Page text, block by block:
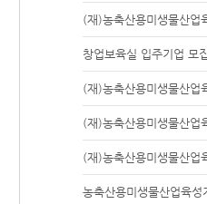
(재)농축산용미생물산
창업보육실 입주기업 모
(재)농축산용미생물산
(재)농축산용미생물산
(재)농축산용미생물산
농축산용미생물산업육